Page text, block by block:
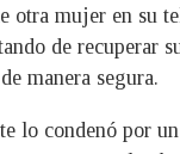
otra mujer en su
de recuperar
manera segura.
lo condenó por